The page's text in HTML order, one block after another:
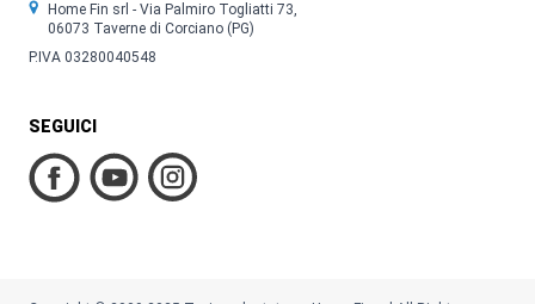
Home Fin srl - Via Palmiro Togliatti 73,
06073 Taverne di Corciano (PG)
P.IVA 03280040548
SEGUICI